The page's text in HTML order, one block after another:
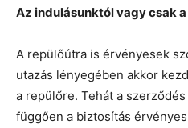
Az indulásunktól vagy csak
A repülőútra is érvényesek
utazás lényegében akkor
a repülőre. Tehát a
függően a biztosítás